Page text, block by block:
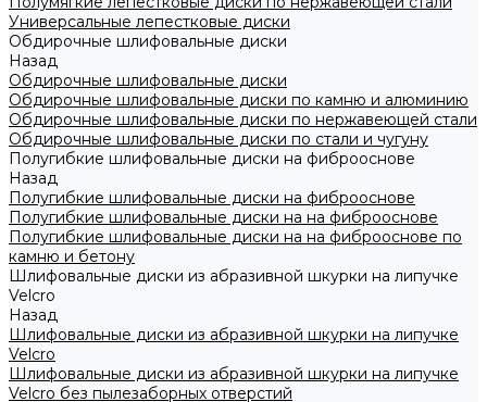
Универсальные лепестковые диски
Обдирочные шлифовальные диски
Назад
Обдирочные шлифовальные диски
Обдирочные шлифовальные диски по камню и алюминию
Обдирочные шлифовальные диски по нержавеющей стали
Обдирочные шлифовальные диски по стали и чугуну
Полугибкие шлифовальные диски на фиброоснове
Назад
Полугибкие шлифовальные диски на фиброоснове
Полугибкие шлифовальные диски на на фиброоснове
Полугибкие шлифовальные диски на на фиброоснове по
камню и бетону
Шлифовальные диски из абразивной шкурки на липучке
Velcro
Назад
Шлифовальные диски из абразивной шкурки на липучке
Velcro
Шлифовальные диски из абразивной шкурки на липучке
Velcro без пылезаборных отверстий